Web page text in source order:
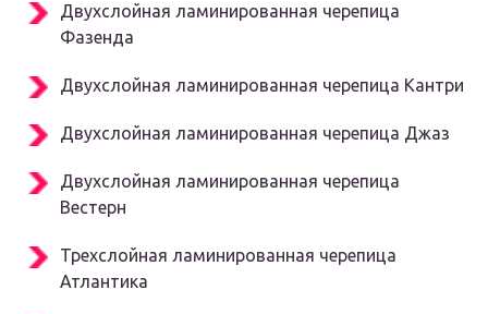
Двухслойная ламинированная черепица
Фазенда
Двухслойная ламинированная черепица Кантри
Двухслойная ламинированная черепица Джаз
Двухслойная ламинированная черепица
Вестерн
Трехслойная ламинированная черепица
Атлантика